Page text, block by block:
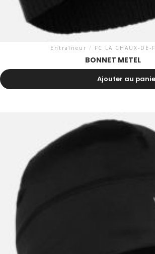
Entraîneur / FC LA CHAUX-DE-
BONNET METEL
7.30
Ajouter au